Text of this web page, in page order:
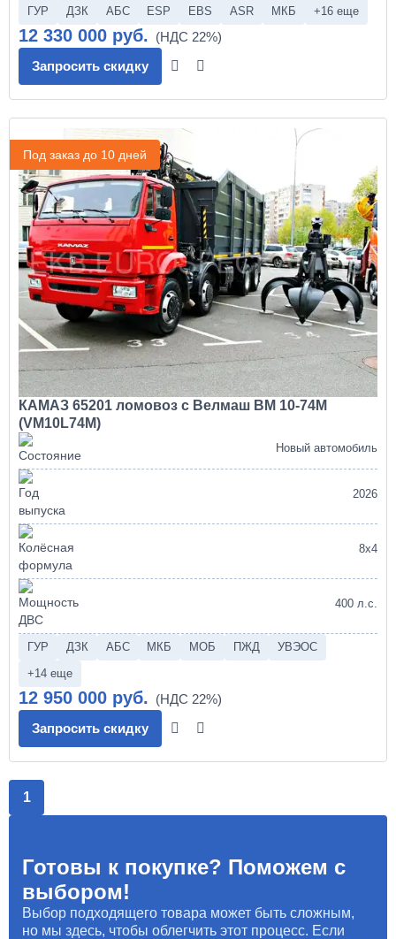
ГУР ДЗК АБС ESP EBS ASR МКБ +16 еще
12 330 000 руб.
Запросить скидку
Под заказ до 10 дней
КАМАЗ 65201 ломовоз с Велмаш ВМ 10-74М
(VM10L74M)
Новый автомобиль
2026
8х4
400 л.с.
ГУР ДЗК АБС МКБ МОБ ПЖД
УВЭОС
+14 еще
12 950 000 руб.
Запросить скидку
1
Готовы к покупке? Поможем с
выбором!
Выбор подходящего товара может быть сложным,
но мы здесь, чтобы облегчить этот процесс. Если